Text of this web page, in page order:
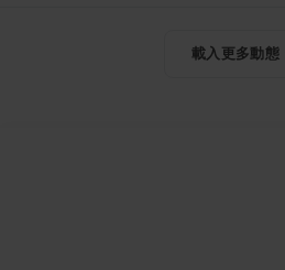
載入更多動態